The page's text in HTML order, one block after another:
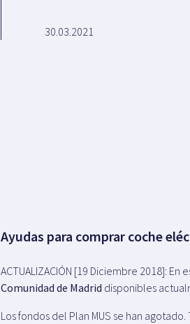
30.03.2021
Ayudas para comprar coche
ACTUALIZACIÓN [19 Diciembre 2018]:
Comunidad de Madrid disponibles
Los fondos del Plan MUS se han